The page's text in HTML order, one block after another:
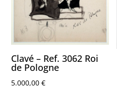
Clavé – Ref. 3062 Roi
de Pologne
5.000,00€